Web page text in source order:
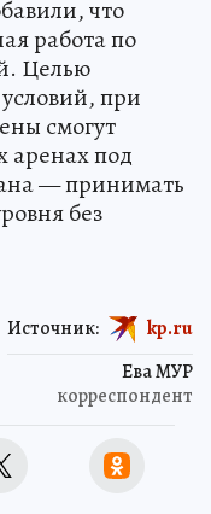
что
работа по
Целью
при
смогут
аренах под
— принимать
без
Ева МУР
корреспондент
Источник: kp.ru